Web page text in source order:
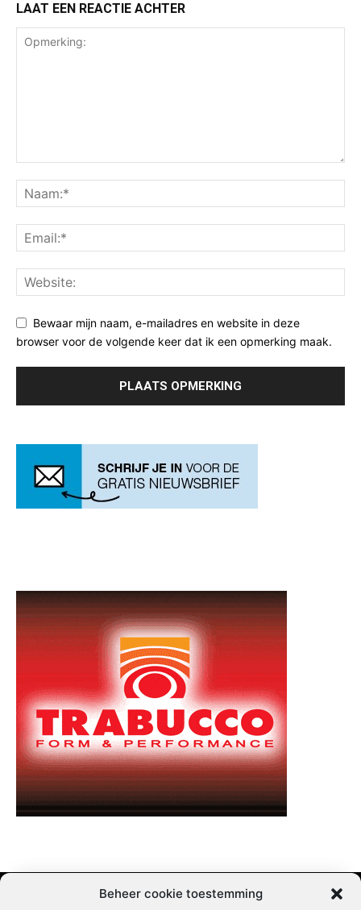
Beheer cookie toestemming
LAAT EEN REACTIE ACHTER
Bewaar mijn naam, e-mailadres en website in deze
browser voor de volgende keer dat ik een opmerking maak.